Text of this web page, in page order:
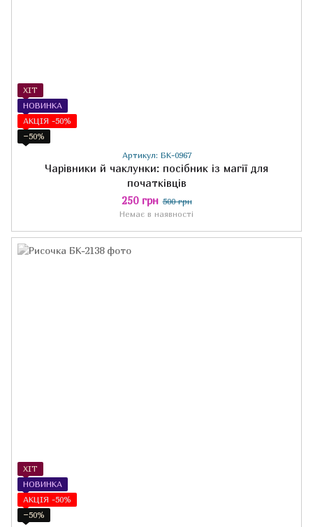
ХІТ
НОВИНКА
АКЦІЯ -50%
−50%
Артикул: БК-0967
Чарівники й чаклунки: посібник із магії для
початківців
250 грн 500 грн
Немає в наявності
ХІТ
НОВИНКА
АКЦІЯ -50%
−50%